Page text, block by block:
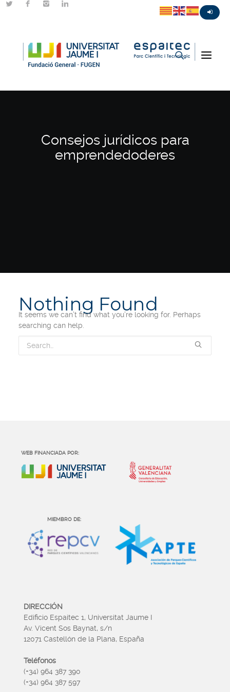
Consejos jurídicos para
emprendedoderes
Nothing Found
It seems we can’t find what you’re looking for. Perhaps
searching can help.
WEB FINANCIADA POR:
MIEMBRO DE:
DIRECCIÓN
Edificio Espaitec 1, Universitat Jaume I
Av. Vicent Sos Baynat, s/n
12071 Castellón de la Plana, España
Teléfonos
(+34) 964 387 390
(+34) 964 387 597